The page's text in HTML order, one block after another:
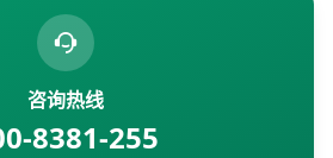
咨询热线
8381-255